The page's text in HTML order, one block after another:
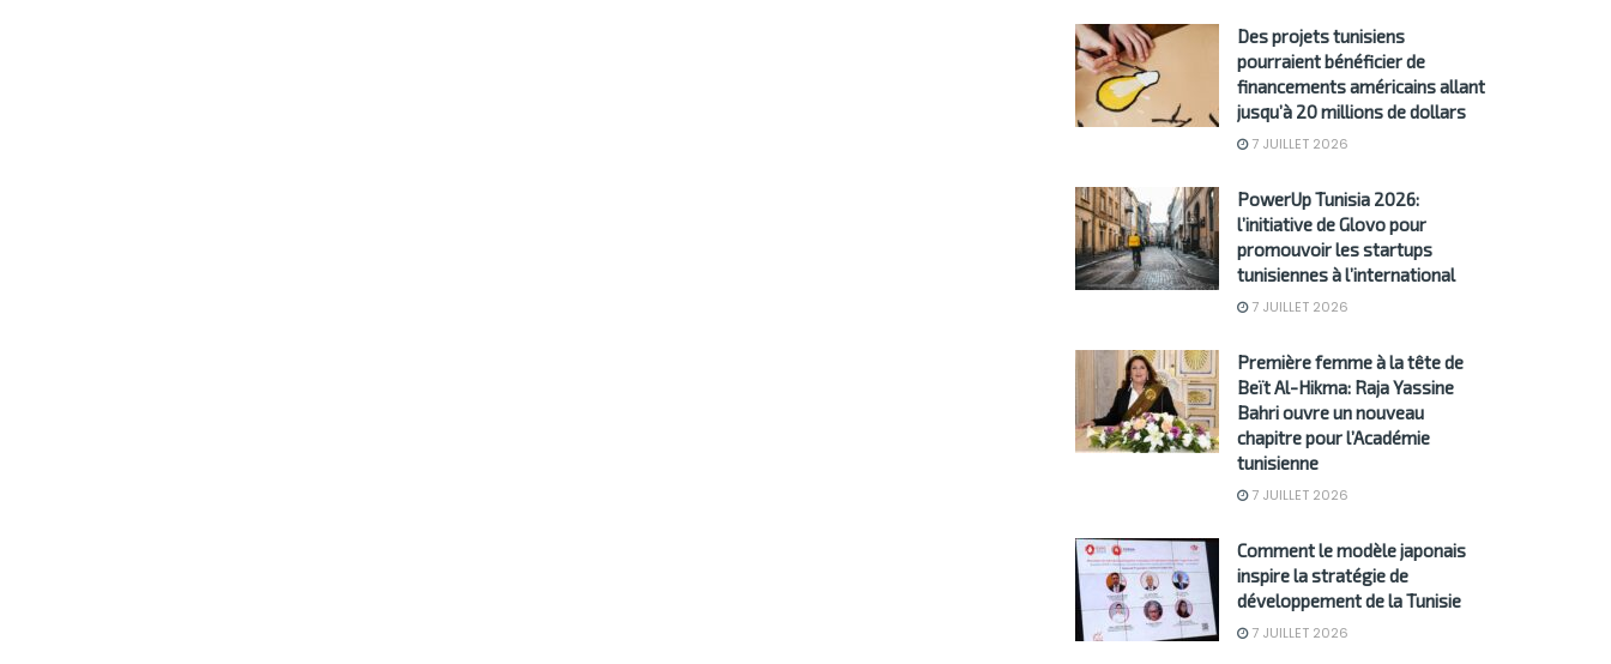
Des projets tunisiens
pourraient bénéficier de
financements américains allant
jusqu’à 20 millions de dollars
7 JUILLET 2026
PowerUp Tunisia 2026:
l’initiative de Glovo pour
promouvoir les startups
tunisiennes à l’international
7 JUILLET 2026
Première femme à la tête de
Beït Al-Hikma: Raja Yassine
Bahri ouvre un nouveau
chapitre pour l’Académie
tunisienne
7 JUILLET 2026
Comment le modèle japonais
inspire la stratégie de
développement de la Tunisie
7 JUILLET 2026